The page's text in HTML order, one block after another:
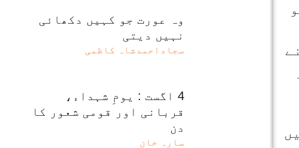
وہ عورت جو کہیں دکھائی
نہیں دیتی
سجاداحمدشاہ کاظمی
4 اگست : یومِ شہداء،
قربانی اور قومی شعور کا
دن
سارہ خان